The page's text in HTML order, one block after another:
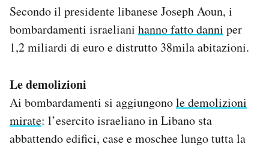
Secondo il presidente libanese Joseph Aoun, i
bombardamenti israeliani hanno fatto danni per
1,2 miliardi di euro e distrutto 38mila abitazioni.
Le demolizioni
Ai bombardamenti si aggiungonole demolizioni
mirate: l’esercito israeliano in Libano sta
abbattendo edifici, case e moschee lungo tutta la